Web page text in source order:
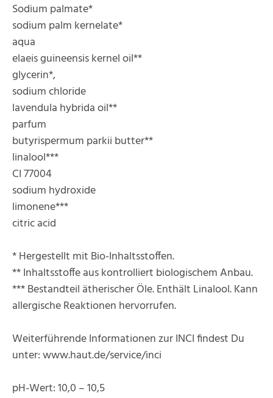
Sodium palmate*
sodium palm kernelate*
aqua
elaeis guineensis kernel oil**
glycerin*,
sodium chloride
lavendula hybrida oil**
parfum
butyrispermum parkii butter**
linalool***
CI 77004
sodium hydroxide
limonene***
citric acid
* Hergestellt mit Bio-Inhaltsstoffen.
** Inhaltsstoffe aus kontrolliert biologischem Anbau.
*** Bestandteil ätherischer Öle. Enthält Linalool. Kann
allergische Reaktionen hervorrufen.
Weiterführende Informationen zur INCI findest Du
unter: www.haut.de/service/inci
pH-Wert: 10,0 – 10,5